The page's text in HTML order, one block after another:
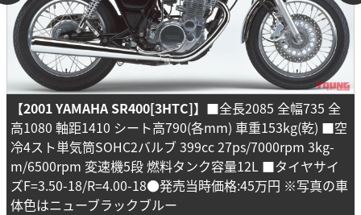
【2001 YAMAHA SR400[3HTC]】 ■全長2085 全幅735 全
高1080 軸距1410 シート高790(各mm) 車重153kg(乾) ■空
冷4スト単気筒SOHC2バルブ 399cc 27ps/7000rpm 3kg-
m/6500rpm 変速機5段 燃料タンク容量12L ■タイヤサイ
ズF=3.50-18/R=4.00-18●発売当時価格:45万円 ※写真の車
体色はニューブラックブルー